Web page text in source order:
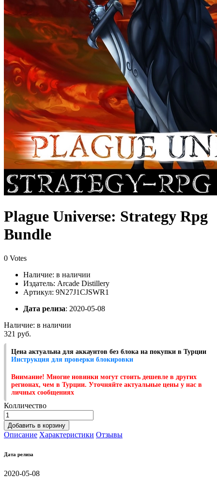
Plague Universe: Strategy Rpg
Bundle
0 Votes
Наличие: в наличии
Издатель: Arcade Distillery
Артикул: 9N27J1CJSWR1
Дата релиза: 2020-05-08
Наличие: в наличии
321 руб.
Цена актуальна для аккаунтов без блока на покупки в Турции
Инструкция для проверки блокировки
Внимание! Многие новинки могут стоить дешевле в других
регионах, чем в Турции. Уточняйте актуальные цены у нас в
личных сообщениях
Колличество
Добавить в корзину
Описание Характеристики Отзывы
Дата релиза
2020-05-08